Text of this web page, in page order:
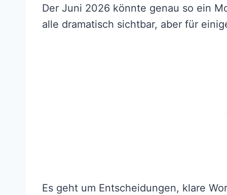
Der Juni 2026 könnte genau so ein
alle dramatisch sichtbar, aber für
Es geht um Entscheidungen, klare